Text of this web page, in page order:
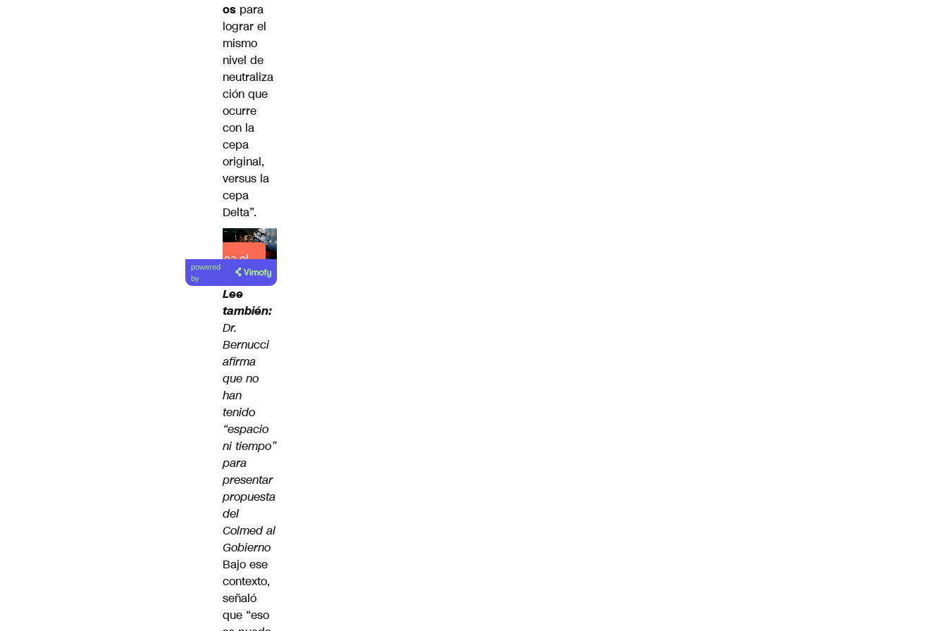
os para
lograr el
mismo
nivel de
neutraliza
ción que
ocurre
con la
cepa
original,
versus la
cepa
Delta”.
Lea el
artículo
powered
by
Lee
también:
Dr.
Bernucci
afirma
que no
han
tenido
“espacio
ni tiempo”
para
presentar
propuesta
del
Colmed al
Gobierno
Bajo ese
contexto,
señaló
que “eso